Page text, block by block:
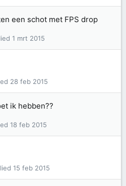
een schot met FPS drop
1 mrt 2015
28 feb 2015
ik hebben??
18 feb 2015
15 feb 2015